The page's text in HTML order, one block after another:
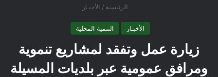
الرئيسية / الأخبـار
الأخبـار التنمية المحلية
زيارة عمل وتفقد لمشاريع تنموية
ومرافق عمومية عبر بلديات المسيلة